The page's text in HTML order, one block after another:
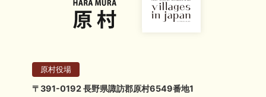
原村役場
〒391-0192 長野県諏訪郡原村6549番地1